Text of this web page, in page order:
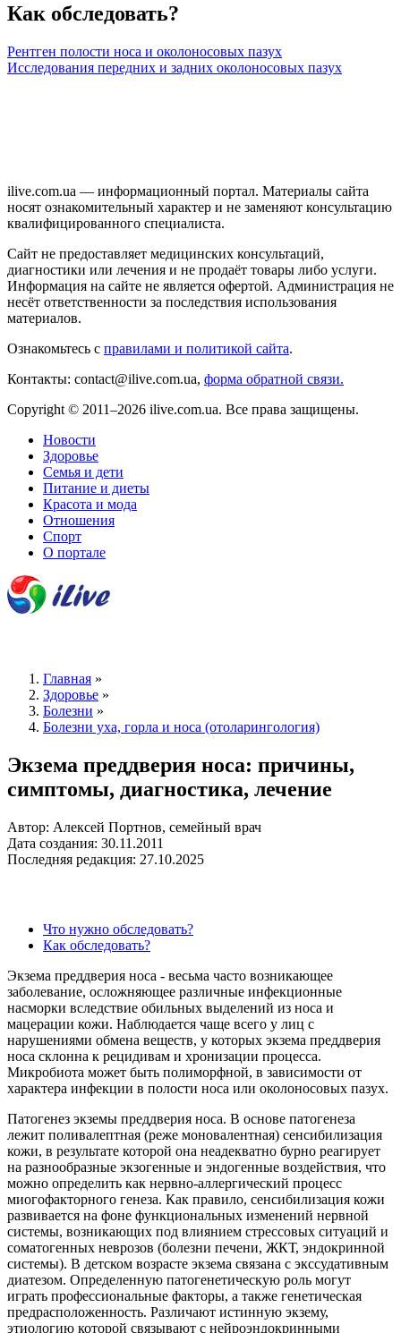
Как обследовать?
Рентген полости носа и околоносовых пазух
Исследования передних и задних околоносовых пазух
ilive.com.ua — информационный портал. Материалы сайта
носят ознакомительный характер и не заменяют консультацию
квалифицированного специалиста.
Сайт не предоставляет медицинских консультаций,
диагностики или лечения и не продаёт товары либо услуги.
Информация на сайте не является офертой. Администрация не
несёт ответственности за последствия использования
материалов.
Ознакомьтесь с правилами и политикой сайта.
Контакты: contact@ilive.com.ua, форма обратной связи.
Copyright © 2011–2026 ilive.com.ua. Все права защищены.
Новости
Здоровье
Семья и дети
Питание и диеты
Красота и мода
Отношения
Спорт
О портале
Главная »
Здоровье »
Болезни »
Болезни уха, горла и носа (отоларингология)
Экзема преддверия носа: причины,
симптомы, диагностика, лечение
Автор: Алексей Портнов, семейный врач
Дата создания: 30.11.2011
Последняя редакция: 27.10.2025
Что нужно обследовать?
Как обследовать?
Экзема преддверия носа - весьма часто возникающее
заболевание, осложняющее различные инфекционные
насморки вследствие обильных выделений из носа и
мацерации кожи. Наблюдается чаще всего у лиц с
нарушениями обмена веществ, у которых экзема преддверия
носа склонна к рецидивам и хронизации процесса.
Микробиота может быть полиморфной, в зависимости от
характера инфекции в полости носа или околоносовых пазух.
Патогенез экземы преддверия носа. В основе патогенеза
лежит поливалептная (реже моновалентная) сенсибилизация
кожи, в результате которой она неадекватно бурно реагирует
на разнообразные экзогенные и эндогенные воздействия, что
можно определить как нервно-аллергический процесс
миогофакторного генеза. Как правило, сенсибилизация кожи
развивается на фоне функциональных изменений нервной
системы, возникающих под влиянием стрессовых ситуаций и
соматогенных неврозов (болезни печени, ЖКТ, эндокринной
системы). В детском возрасте экзема связана с экссудативным
диатезом. Определенную патогенетическую роль могут
играть профессиональные факторы, а также генетическая
предрасположенность. Различают истинную экзему,
этиологию которой связывают с нейроэндокринными